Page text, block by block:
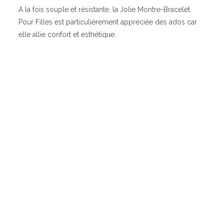
A la fois souple et résistante, la Jolie Montre-Bracelet
Pour Filles est particulièrement appréciée des ados car
elle allie confort et esthétique.